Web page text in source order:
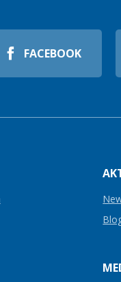
FACEBOOK